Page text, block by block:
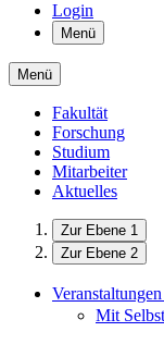
Login
Menü
Menü
Fakultät
Forschung
Studium
Mitarbeiter
Aktuelles
Zur Ebene 1
Zur Ebene 2
Veranstaltungen
Mit